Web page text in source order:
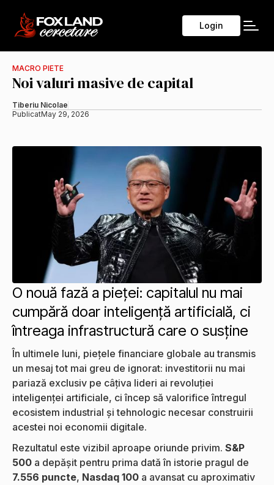
Login
MACRO PIETE
Noi valuri masive de capital
Tiberiu Nicolae
PublicatMay 29, 2026
O nouă fază a pieței: capitalul nu mai
cumpără doar inteligență artificială, ci
întreaga infrastructură care o susține
În ultimele luni, piețele financiare globale au transmis
un mesaj tot mai greu de ignorat: investitorii nu mai
pariază exclusiv pe câțiva lideri ai revoluției
inteligenței artificiale, ci încep să valorifice întregul
ecosistem industrial și tehnologic necesar construirii
acestei noi economii digitale.
Rezultatul este vizibil aproape oriunde privim. S&P
500 a depășit pentru prima dată în istorie pragul de
7.556 puncte, Nasdaq 100 a avansat cu aproximativ